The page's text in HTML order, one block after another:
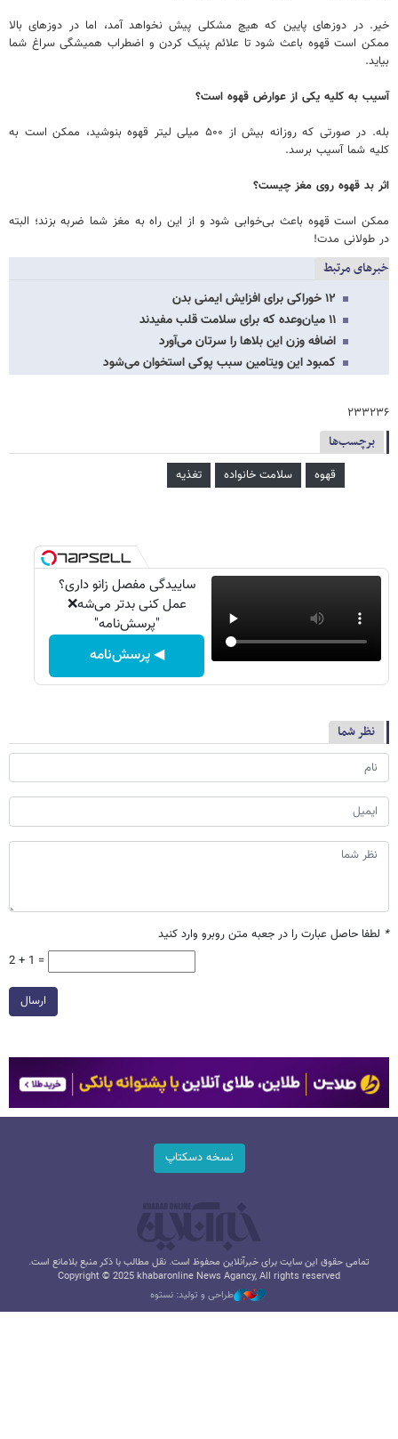
خیر. در دوزهای پایین که هیچ مشکلی پیش نخواهد آمد، اما در دوزهای بالا
ممکن است قهوه باعث شود تا علائم پنیک کردن و اضطراب همیشگی سراغ شما
بیاید.
آسیب به کلیه یکی از عوارض قهوه است؟
بله. در صورتی که روزانه بیش از ۵۰۰ میلی لیتر قهوه بنوشید، ممکن است به
کلیه شما آسیب برسد.
اثر بد قهوه روی مغز چیست؟
ممکن است قهوه باعث بی‌خوابی شود و از این راه به مغز شما ضربه بزند؛ البته
در طولانی مدت!
خبرهای مرتبط
۱۲ خوراکی برای افزایش ایمنی بدن
۱۱ میان‌وعده که برای سلامت قلب مفیدند
اضافه وزن این بلاها را سرتان می‌آورد
کمبود این ویتامین سبب پوکی استخوان می‌شود
۲۳۳۲۳۶
برچسب‌ها
قهوه سلامت خانواده تغذیه
ساییدگی مفصل زانو داری؟
عمل کنی بدتر می‌شه❌
"پرسش‌نامه"
◀ پرسش‌نامه
نظر شما
* لطفا حاصل عبارت را در جعبه متن روبرو وارد کنید
2 + 1 =
ارسال
نسخه دسکتاپ
تمامی حقوق این سایت برای خبرآنلاین محفوظ است. نقل مطالب با ذکر منبع بلامانع است.
Copyright © 2025 khabaronline News Agancy, All rights reserved
طراحی و تولید: نستوه